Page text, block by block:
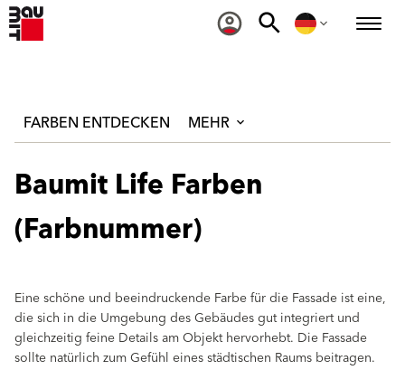
FARBEN ENTDECKEN MEHR
Baumit Life Farben
(Farbnummer)
Eine schöne und beeindruckende Farbe für die Fassade ist eine,
die sich in die Umgebung des Gebäudes gut integriert und
gleichzeitig feine Details am Objekt hervorhebt. Die Fassade
sollte natürlich zum Gefühl eines städtischen Raums beitragen.